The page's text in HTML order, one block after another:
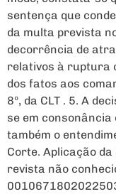
sentença que
da multa prevista
decorrência de
relativos à ruptura
dos fatos aos
8º, da CLT . 5. A
se em consonância
também o
Corte. Aplicação da
revista não